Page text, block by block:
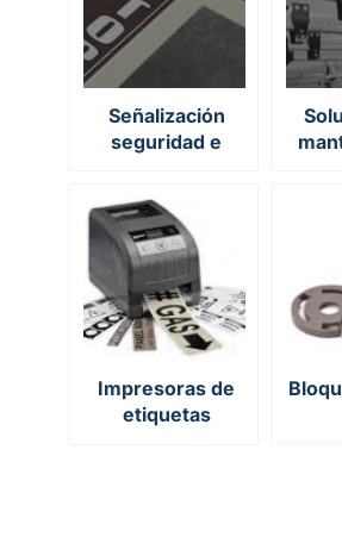
Señalización
seguridad e
Impresoras de
etiquetas